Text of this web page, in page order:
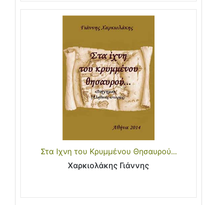
Στα Ιχνη του Κρυμμένου Θησαυρού...
Χαρκιολάκης Γιάννης